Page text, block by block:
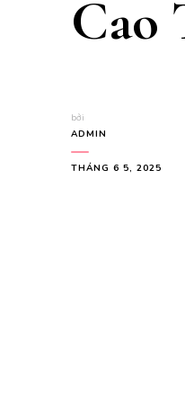
Cao
bởi
ADMIN
THÁNG 6 5, 2025